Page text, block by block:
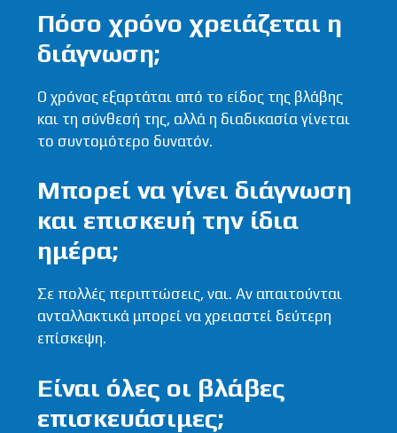
Πόσο χρόνο χρειάζεται η
διάγνωση;
Ο χρόνος εξαρτάται από το είδος της βλάβης
και τη σύνθεσή της, αλλά η διαδικασία γίνεται
το συντομότερο δυνατόν.
Μπορεί να γίνει διάγνωση
και επισκευή την ίδια
ημέρα;
Σε πολλές περιπτώσεις, ναι. Αν απαιτούνται
ανταλλακτικά μπορεί να χρειαστεί δεύτερη
επίσκεψη.
Είναι όλες οι βλάβες
επισκευάσιμες;